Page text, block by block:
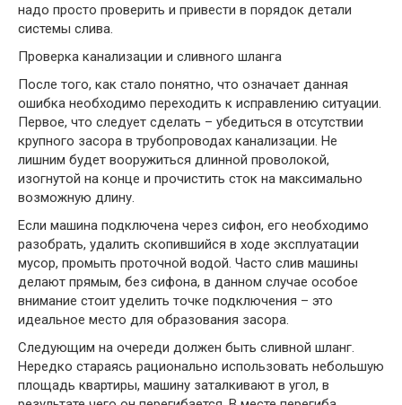
надо просто проверить и привести в порядок детали
системы слива.
Проверка канализации и сливного шланга
После того, как стало понятно, что означает данная
ошибка необходимо переходить к исправлению ситуации.
Первое, что следует сделать – убедиться в отсутствии
крупного засора в трубопроводах канализации. Не
лишним будет вооружиться длинной проволокой,
изогнутой на конце и прочистить сток на максимально
возможную длину.
Если машина подключена через сифон, его необходимо
разобрать, удалить скопившийся в ходе эксплуатации
мусор, промыть проточной водой. Часто слив машины
делают прямым, без сифона, в данном случае особое
внимание стоит уделить точке подключения – это
идеальное место для образования засора.
Следующим на очереди должен быть сливной шланг.
Нередко стараясь рационально использовать небольшую
площадь квартиры, машину заталкивают в угол, в